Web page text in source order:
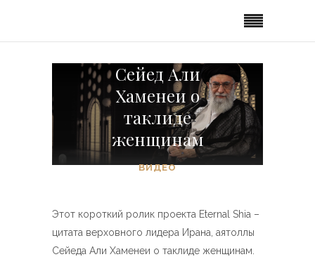
Сейед Али
Хаменеи о
таклиде
женщинам
ВИДЕО
Этот короткий ролик проекта Eternal Shia –
цитата верховного лидера Ирана, аятоллы
Сейеда Али Хаменеи о таклиде женщинам.